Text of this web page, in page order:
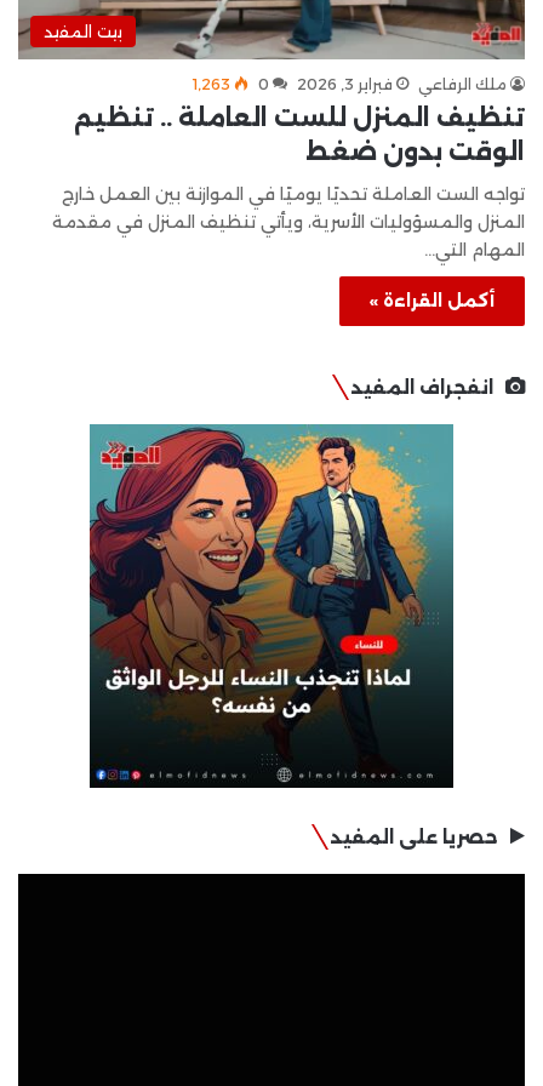
بيت المفيد
ملك الرفاعي فبراير 3, 2026 0 1٬263
تنظيف المنزل للست العاملة .. تنظيم
الوقت بدون ضغط
تواجه الست العاملة تحديًا يوميًا في الموازنة بين العمل خارج
المنزل والمسؤوليات الأسرية، ويأتي تنظيف المنزل في مقدمة
المهام التي…
أكمل القراءة »
انفجراف المفيد
حصريا على المفيد